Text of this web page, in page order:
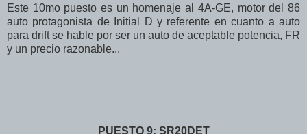
Este 10mo puesto es un homenaje al 4A-GE, motor del 86
auto protagonista de Initial D y referente en cuanto a auto
para drift se hable por ser un auto de aceptable potencia, FR
y un precio razonable...
PUESTO 9: SR20DET